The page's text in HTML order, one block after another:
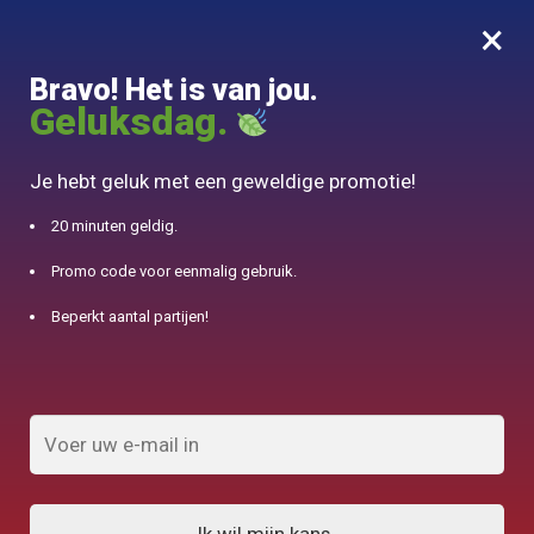
0
10% aangeboden voor 50€ aankopen met DJINN-code10
×
Bravo! Het is van jou.
Geluksdag.
Je hebt geluk met een geweldige promotie!
20 minuten geldig.
Promo code voor eenmalig gebruik.
Beperkt aantal partijen!